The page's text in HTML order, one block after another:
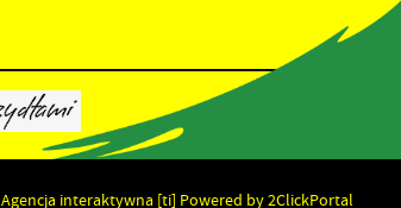
Agencja interaktywna [ti] Powered by2ClickPortal